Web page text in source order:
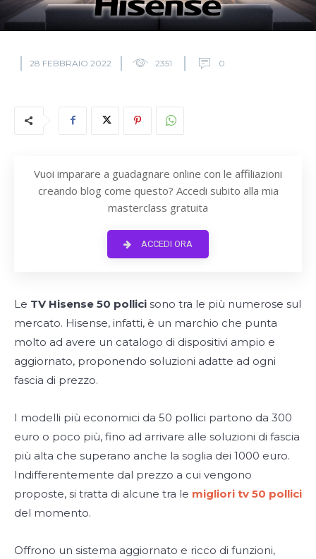
28 FEBBRAIO 2022 2351 0
Vuoi imparare a guadagnare online con le affiliazioni
creando blog come questo? Accedi subito alla mia
masterclass gratuita
ACCEDI ORA
Le TV Hisense 50 pollici sono tra le più numerose sul
mercato. Hisense, infatti, è un marchio che punta
molto ad avere un catalogo di dispositivi ampio e
aggiornato, proponendo soluzioni adatte ad ogni
fascia di prezzo.
I modelli più economici da 50 pollici partono da 300
euro o poco più, fino ad arrivare alle soluzioni di fascia
più alta che superano anche la soglia dei 1000 euro.
Indifferentemente dal prezzo a cui vengono
proposte, si tratta di alcune tra le migliori tv 50 pollici
del momento.
Offrono un sistema aggiornato e ricco di funzioni,